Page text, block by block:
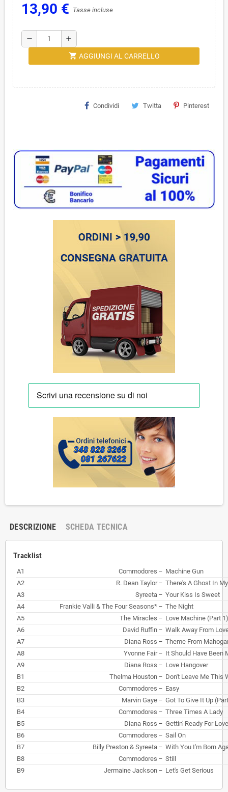
13,90 € Tasse incluse
remove add
shopping_cart AGGIUNGI AL CARRELLO
Condividi Twitta Pinterest
DESCRIZIONE SCHEDA TECNICA
Tracklist
A1 Commodores – Machine Gun
A2
R. Dean Taylor – There's A Ghost In
A3
Syreeta – Your Kiss Is Sweet
A4
Frankie Valli & The Four Seasons* – The Night
A5
The Miracles – Love Machine (Part 1)
A6
David Ruffin – Walk Away From
A7
Diana Ross – Theme From
A8
Yvonne Fair – It Should Have Been
A9
Diana Ross – Love Hangover
B1
Thelma Houston – Don't Leave Me This
B2
Commodores – Easy
B3
Marvin Gaye – Got To Give It Up
B4
Commodores – Three Times A Lady
B5
Diana Ross – Gettin' Ready For Love
B6
Commodores – Sail On
B7
Billy Preston & Syreeta – With You I'm Born
B8
Commodores – Still
B9
Jermaine Jackson – Let's Get Serious